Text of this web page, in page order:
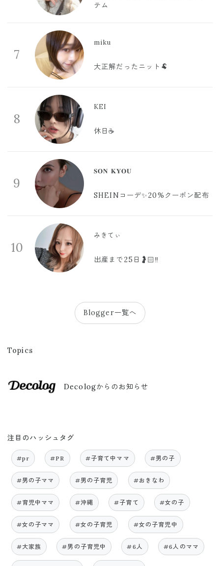
テム
7
miku
大正解だったニット🐏
8
KEI
休日☕️
9
𝐒𝐎𝐍 𝐊𝐘𝐎𝐔
SHEINコーデ✨20%クーポン配布
10
みきてぃ
出産まで25日🤰🏻‼️
Blogger一覧へ
Topics
Decologからのお知らせ
注目のハッシュタグ
#pr #PR #子育て中ママ #男の子
#男の子ママ #男の子育児 #おきなわ
#育児中ママ #沖縄 #子育て #女の子
#女の子ママ #女の子育児 #女の子育児中
#大家族 #男の子育児中 #6人 #6人のママ